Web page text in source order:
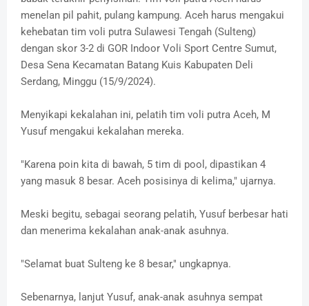
menelan pil pahit, pulang kampung. Aceh harus mengakui
kehebatan tim voli putra Sulawesi Tengah (Sulteng)
dengan skor 3-2 di GOR Indoor Voli Sport Centre Sumut,
Desa Sena Kecamatan Batang Kuis Kabupaten Deli
Serdang, Minggu (15/9/2024).
Menyikapi kekalahan ini, pelatih tim voli putra Aceh, M
Yusuf mengakui kekalahan mereka.
"Karena poin kita di bawah, 5 tim di pool, dipastikan 4
yang masuk 8 besar. Aceh posisinya di kelima," ujarnya.
Meski begitu, sebagai seorang pelatih, Yusuf berbesar hati
dan menerima kekalahan anak-anak asuhnya.
"Selamat buat Sulteng ke 8 besar," ungkapnya.
Sebenarnya, lanjut Yusuf, anak-anak asuhnya sempat